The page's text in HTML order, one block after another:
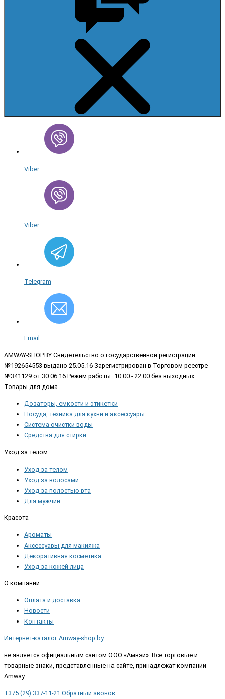
Viber
Viber
Telegram
Email
AMWAY-SHOP.BY Свидетельство о государственной регистрации
№192654553 выдано 25.05.16 Зарегистрирован в Торговом реестре
№341129 от 30.06.16 Режим работы: 10.00 - 22.00 без выходных
Товары для дома
Дозаторы, емкости и этикетки
Посуда, техника для кухни и аксессуары
Система очистки воды
Средства для стирки
Уход за телом
Уход за телом
Уход за волосами
Уход за полостью рта
Для мужчин
Красота
Ароматы
Аксессуары для макияжа
Декоративная косметика
Уход за кожей лица
О компании
Оплата и доставка
Новости
Контакты
Интернет-каталог Amway-shop.by
не является официальным сайтом ООО «Амвэй». Все торговые и
товарные знаки, представленные на сайте, принадлежат компании
Amway.
+375 (29) 337-11-21 Обратный звонок